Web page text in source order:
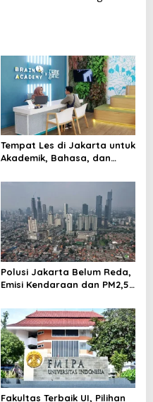
Tempat Les di Jakarta untuk
Akademik, Bahasa, dan
Polusi Jakarta Belum Reda,
Emisi Kendaraan dan PM2,5
Fakultas Terbaik UI, Pilihan